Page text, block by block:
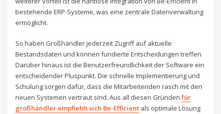
bestehende ERP-Systeme, was eine zentrale Datenverwaltung
ermöglicht.
So haben Großhändler jederzeit Zugriff auf aktuelle
Bestandsdaten und können fundierte Entscheidungen treffen.
Darüber hinaus ist die Benutzerfreundlichkeit der Software ein
entscheidender Pluspunkt. Die schnelle Implementierung und
Schulung sorgen dafür, dass die Mitarbeitenden rasch mit den
neuen Systemen vertraut sind. Aus all diesen Gründenfür
großhändler empfiehlt sich Be-Efficient als optimale Lösung